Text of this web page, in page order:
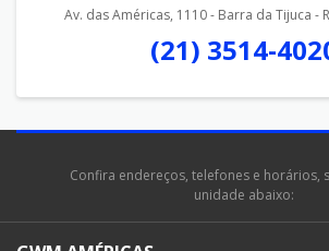
Av. das Américas, 1110 - Barra da Tijuca -
(21) 3514-
Confira endereços, telefones e horários,
unidade abaixo: